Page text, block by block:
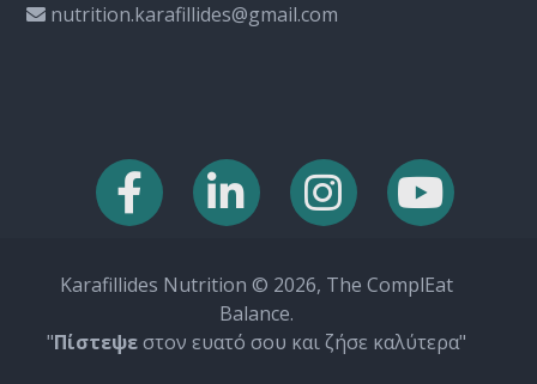
nutrition.karafillides@gmail.com
Karafillides Nutrition © 2026, The ComplEat
Balance.
"Πίστεψεστον ευατό σου και ζήσε καλύτερα"